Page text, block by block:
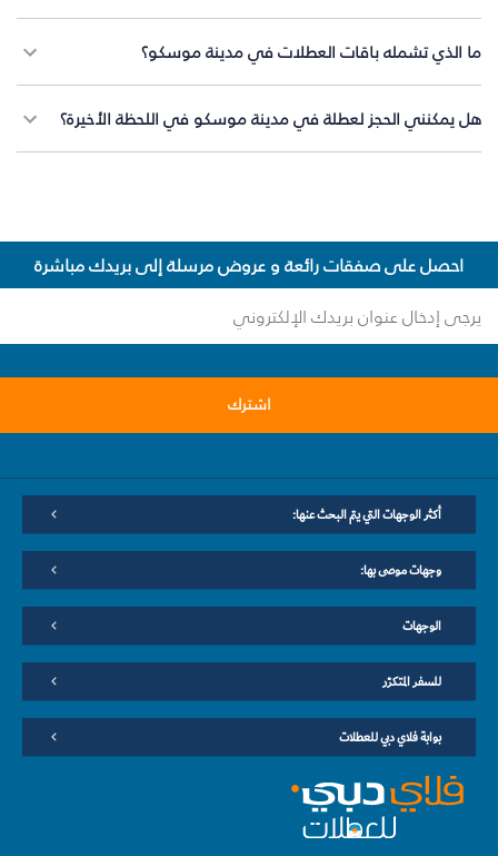
ما الذي تشمله باقات العطلات في مدينة موسكو؟
هل يمكنني الحجز لعطلة في مدينة موسكو في اللحظة الأخيرة؟
احصل على صفقات رائعة و عروض مرسلة إلى بريدك مباشرة
اشترك
أكثر الوجهات التي يتم البحث عنها:
وجهات موصى بها:
الوجهات
للسفر المتكرّر
بوابة فلاي دبي للعطلات